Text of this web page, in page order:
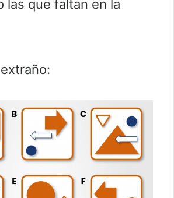
las que faltan en la